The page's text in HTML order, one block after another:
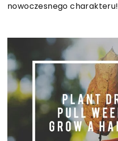
nowoczesnego charakteru!